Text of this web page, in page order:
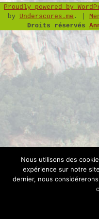
Proudly powered by
by Underscores.me .
Droits réservés
Nous utilisons des
expérience sur notre
dernier, nous